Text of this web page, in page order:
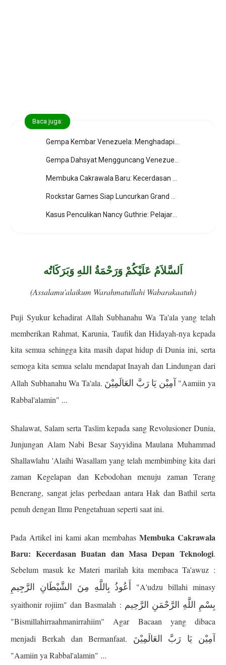
Baca juga:
اَلسَّلاَمُ عَلَيْكُمْ وَرَحْمَةُ اللهِ وَبَرَكَاتُه
(Assalamu'alaikum Warahmatullahi Wabarakaatuh)
Puji Syukur kehadirat Allah Subhanahu Wa Ta'ala yang telah
memberikan Rahmat, Karunia, Taufik dan Hidayah-nya kepada
kita semua sehingga kita masih dapat hidup di Dunia ini, serta
semoga kita semua selalu mendapat Inayah dan Lindungan dari
Allah Subhanahu Wa Ta'ala. آمِيْن يَا رَبَّ العَالَمِيْنَ "Aamiin ya
Rabbal'alamin" ...
Shalawat, Salam serta Taslim kepada sang Revolusioner Dunia,
Junjungan Alam Nabi Besar Sayyidina Maulana Muhammad
Shallawlahu 'Alaihi Wasallam yang telah membimbing kita dari
zaman Kegelapan dan Kebodohan menuju zaman Terang
Benerang, sangat jelas perbedaan antara Hak dan Bathil serta
penuh dengan Ilmu Pengetahuan seperti saat ini.
Pada Artikel ini kami akan membahas Membuka Cakrawala
Baru: Kecerdasan Buatan dan Masa Depan Teknologi.
Sebelum masuk ke Materi marilah kita membaca Ta'awuz :
أَعُوذُ بِاللَّهِ مِنَ الشَّيْطَانِ الرَّجِيمِ "A'udzu billahi minasy
syaithonir rojiim" dan Basmalah : بِسْمِ اللَّهِ الرَّحْمَنِ الرَّحِيم
"Bismillahirraahmanirrahiim" Agar Bacaan yang dibaca
menjadi Berkah dan Bermanfaat. آمِيْن يَا رَبَّ العَالَمِيْنَ
"Aamiin ya Rabbal'alamin" ...